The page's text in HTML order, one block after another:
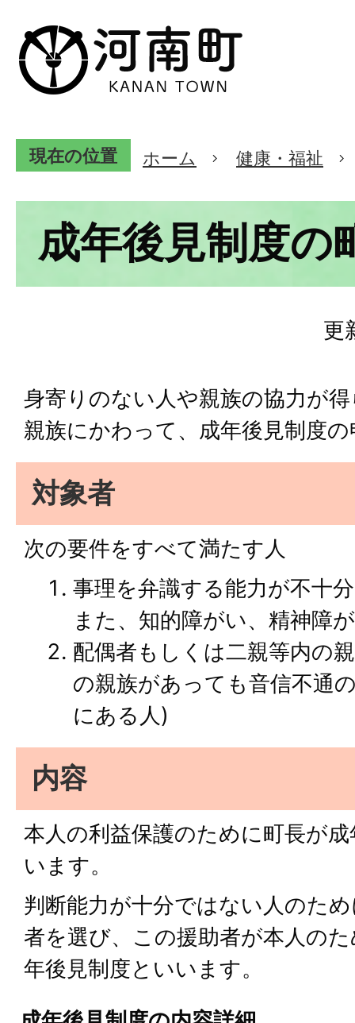
現在の位置 ホーム 健康・福祉
成年後見制度の
更
身寄りのない人や親族の協力が
親族にかわって、成年後見制度
対象者
次の要件をすべて満たす人
事理を弁識する能力が不十
また、知的障がい、精神障
配偶者もしくは二親等内の
の親族があっても音信不通
にある人)
内容
本人の利益保護のために町長が
います。
判断能力が十分ではない人のた
者を選び、この援助者が本人の
年後見制度といいます。